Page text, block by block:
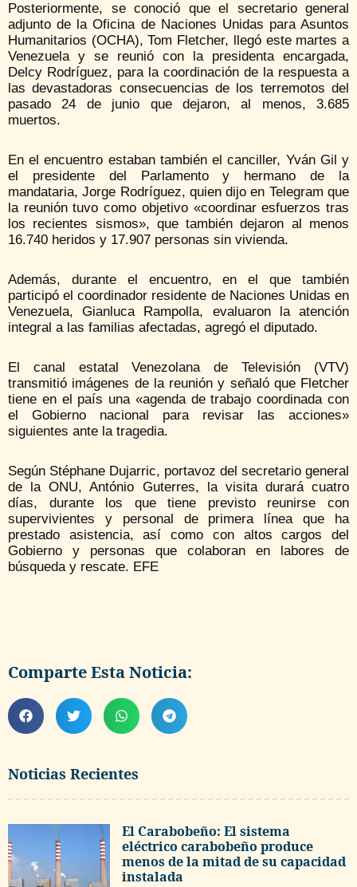
Noticias Recientes
El Carabobeño: El sistema
eléctrico carabobeño produce
menos de la mitad de su capacidad
instalada
Posteriormente, se conoció que el secretario general
adjunto de la Oficina de Naciones Unidas para Asuntos
Humanitarios (OCHA), Tom Fletcher, llegó este martes a
Venezuela y se reunió con la presidenta encargada,
Delcy Rodríguez, para la coordinación de la respuesta a
las devastadoras consecuencias de los terremotos del
pasado 24 de junio que dejaron, al menos, 3.685
muertos.
En el encuentro estaban también el canciller, Yván Gil y
el presidente del Parlamento y hermano de la
mandataria, Jorge Rodríguez, quien dijo en Telegram que
la reunión tuvo como objetivo «coordinar esfuerzos tras
los recientes sismos», que también dejaron al menos
16.740 heridos y 17.907 personas sin vivienda.
Además, durante el encuentro, en el que también
participó el coordinador residente de Naciones Unidas en
Venezuela, Gianluca Rampolla, evaluaron la atención
integral a las familias afectadas, agregó el diputado.
El canal estatal Venezolana de Televisión (VTV)
transmitió imágenes de la reunión y señaló que Fletcher
tiene en el país una «agenda de trabajo coordinada con
el Gobierno nacional para revisar las acciones»
siguientes ante la tragedia.
Según Stéphane Dujarric, portavoz del secretario general
de la ONU, António Guterres, la visita durará cuatro
días, durante los que tiene previsto reunirse con
supervivientes y personal de primera línea que ha
prestado asistencia, así como con altos cargos del
Gobierno y personas que colaboran en labores de
búsqueda y rescate. EFE
Comparte Esta Noticia: